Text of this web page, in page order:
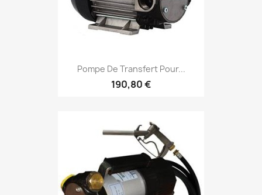
Pompe De Transfert Pour...
190,80 €